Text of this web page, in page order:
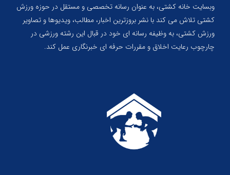
وبسایت خانه کشتی، به عنوان رسانه تخصصی و مستقل در حوزه ورزش
کشتی تلاش می کند با نشر بروزترین اخبار، مطالب، ویدیوها و تصاویر
ورزش کشتی، به وظیفه رسانه ای خود در قبال این رشته ورزشی در
چارچوب رعایت اخلاق و مقررات حرفه ای خبرنگاری عمل کند.